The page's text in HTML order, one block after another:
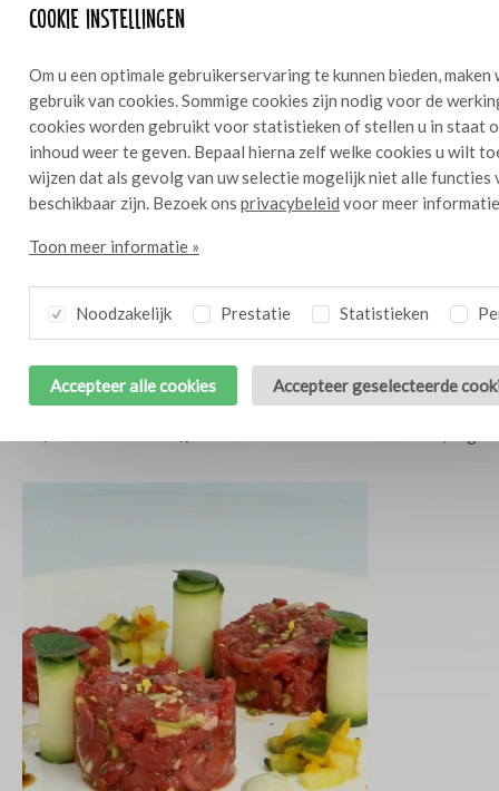
Cookie instellingen
Om u een optimale gebruikerservaring te kunnen bieden,
gebruik van cookies. Sommige cookies zijn nodig voor de
cookies worden gebruikt voor statistieken of stellen u in staat
inhoud weer te geven. Bepaal hierna zelf welke cookies u wilt
wijzen dat als gevolg van uw selectie mogelijk niet alle functies
beschikbaar zijn. Bezoek ons privacybeleid voor meer
Toon meer informatie »
Noodzakelijk Prestatie Statistieken
Accepteer alle cookies Accepteer geselecteerde
Relish van pompoen en citroengras